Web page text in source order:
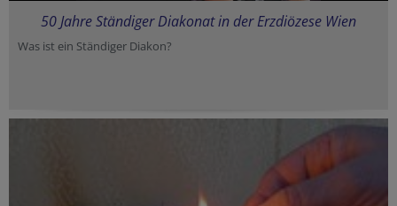
50 Jahre Ständiger Diakonat in der Erzdiözese Wien
Was ist ein Ständiger Diakon?